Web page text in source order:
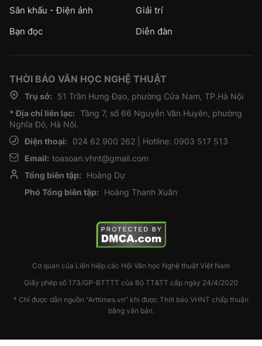
Sân khấu - Điện ảnh
Giải trí
Bạn đọc
Diễn đàn
THỜI BÁO VĂN HỌC NGHỆ THUẬT
Trụ sở:
51 Trần Hưng Đạo, phường Cửa Nam, TP.Hà Nội
* Địa chỉ liên lạc: Tầng 7, số 66 Nguyễn Văn Huyên, phường
Nghĩa Đô, Hà Nội.
Điện thoại:
024 62 900 262 | Hotline: 0903 517 513
Email: toasoan.vhnt@gmail.com
Tổng biên tập:
Hoàng Dự
Phó Tổng biên tập:
Hoàng Thanh Xuân
Cơ quan của Liên hiệp các Hội Văn học Nghệ thuật Việt Nam
Giấy phép số 173/GP-BTTTT của Bộ TT&TT cấp ngày 24/4/2020
* Chỉ được dẫn nguồn "Arttimes.vn" khi được Thời báo VHNT chấp thuận
bằng văn bản.